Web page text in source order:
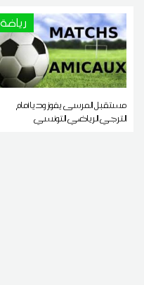
رياضة
مستقبل المرسى يفوز وديا أمام
الترجي الرياضي التونسي